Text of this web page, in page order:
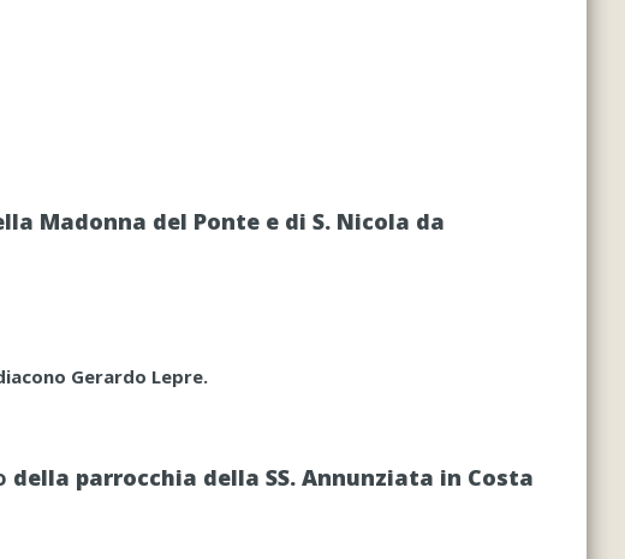
Madonna del Ponte e di S. Nicola da
Gerardo Lepre.
della parrocchia della SS. Annunziata in Costa